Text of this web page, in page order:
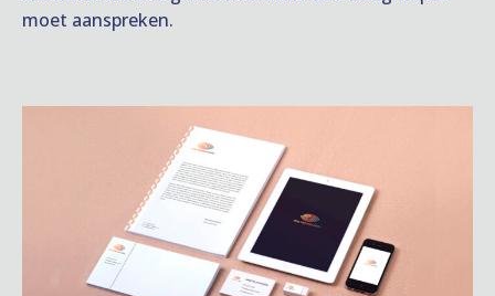
moet aanspreken.